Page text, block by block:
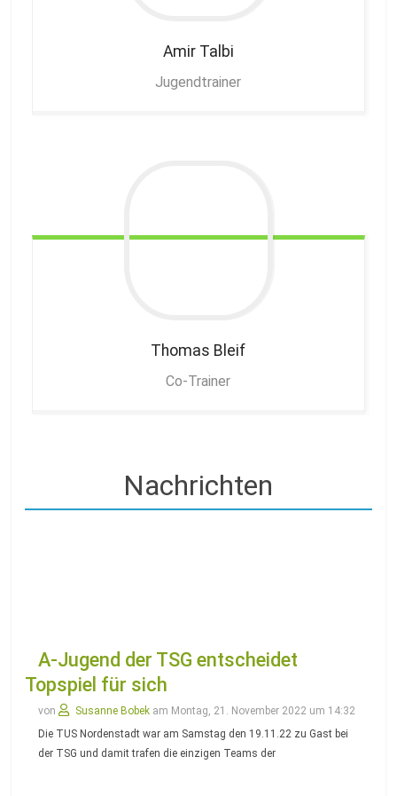
Amir Talbi
Jugendtrainer
Thomas Bleif
Co-Trainer
A-Jugend der TSG entscheidet
Topspiel für sich
von Susanne Bobek am Montag, 21. November 2022 um 14:32
Die TUS Nordenstadt war am Samstag den 19.11.22 zu Gast bei
der TSG und damit trafen die einzigen Teams der